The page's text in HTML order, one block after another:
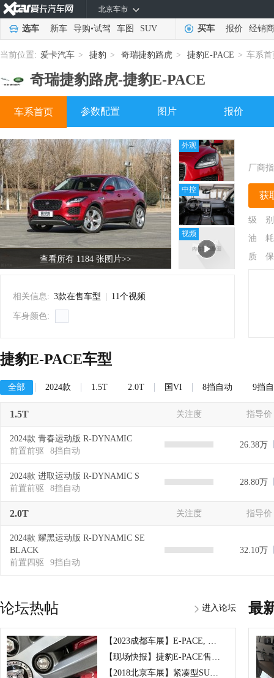
北京车市
选车 新车 导购•试驾 车图 SUV 买车 报价 经销商
当前位置: 爱卡汽车 > 捷豹 > 奇瑞捷豹路虎 > 捷豹E-PACE > 车系首
奇瑞捷豹路虎-捷豹E-PACE
车系首页 参数配置 图片 报价
查看所有 1184 张图片>>
外观
中控
视频
相关信息: 3款在售车型 11个视频
车身颜色:
厂商
获
级 别
油 耗
质 保
捷豹E-PACE车型
全部 2024款 1.5T 2.0T 国VI 8挡自动 9挡
1.5T 关注度 指导价
2024款 青春运动版 R-DYNAMIC
前置前驱
8挡自动
26.38万
2024款 进取运动版 R-DYNAMIC S
前置前驱
8挡自动
28.80万
2.0T 关注度 指导价
2024款 耀黑运动版 R-DYNAMIC SE
BLACK
前置四驱
9挡自动
32.10万
论坛热帖 进入论坛
【2023成都车展】E-PACE, 优雅英伦绅士的坚持
【现场快报】捷豹E-PACE售价28.88万-39.58万
【2018北京车展】紧凑型SUV生力军，国产捷豹E-PACE
最